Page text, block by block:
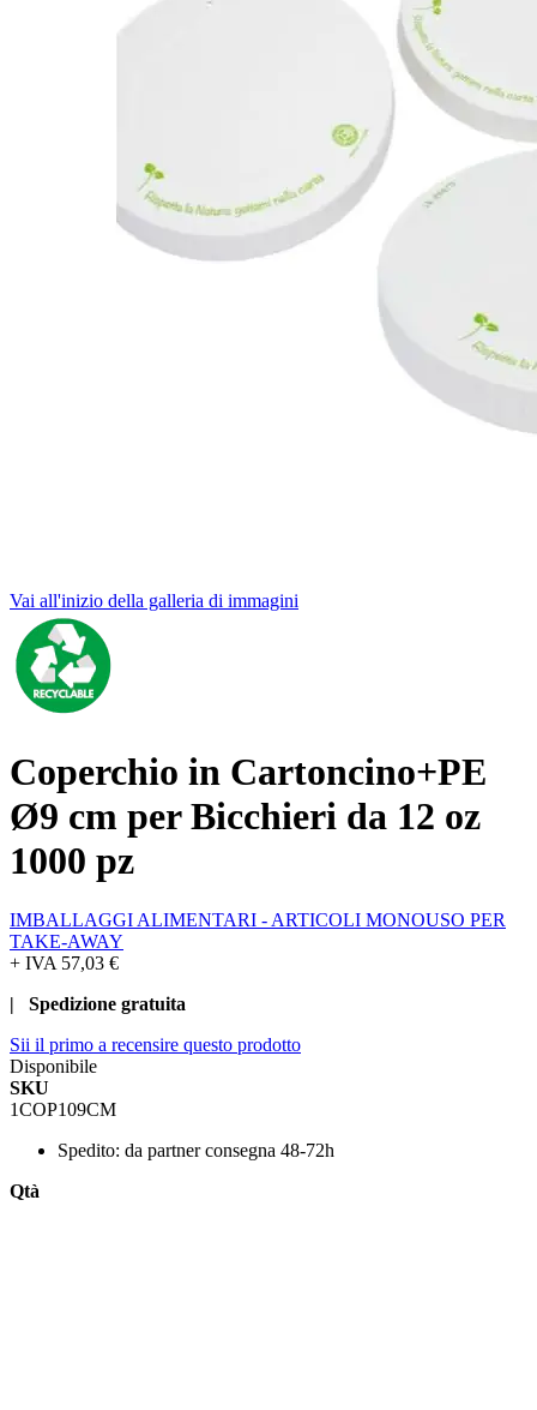
Vai all'inizio della galleria di immagini
Coperchio in Cartoncino+PE
Ø9 cm per Bicchieri da 12 oz
1000 pz
IMBALLAGGI ALIMENTARI - ARTICOLI MONOUSO PER
TAKE-AWAY
+ IVA 57,03 €
| Spedizione gratuita
Sii il primo a recensire questo prodotto
Disponibile
SKU
1COP109CM
Spedito: da partner consegna 48-72h
Qtà